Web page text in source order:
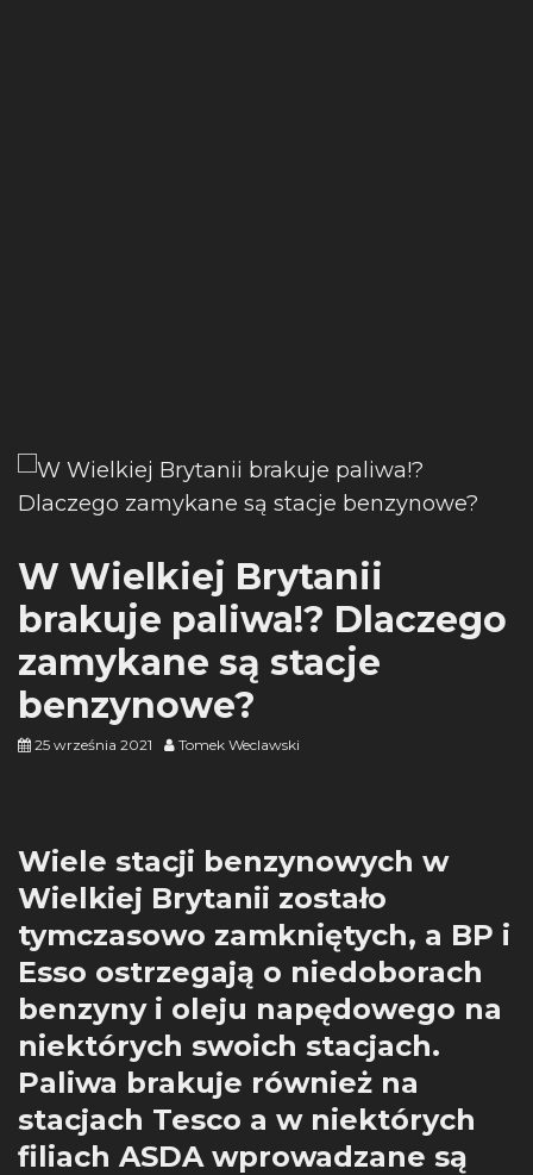
W Wielkiej Brytanii
brakuje paliwa!? Dlaczego
zamykane są stacje
benzynowe?
25 września 2021 Tomek Weclawski
Wiele stacji benzynowych w
Wielkiej Brytanii zostało
tymczasowo zamkniętych, a BP i
Esso ostrzegają o niedoborach
benzyny i oleju napędowego na
niektórych swoich stacjach.
Paliwa brakuje również na
stacjach Tesco a w niektórych
filiach ASDA wprowadzane są